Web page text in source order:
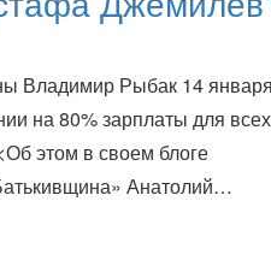
Владимир Рыбак 14
на 80% зарплаты для всех
этом в своем блоге
Анатолий…